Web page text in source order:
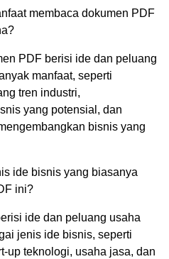
membaca dokumen PDF
PDF berisi ide dan peluang
manfaat, seperti
tren industri,
yang potensial, dan
bisnis yang
ide bisnis yang biasanya
ini?
ide dan peluang usaha
jenis ide bisnis, seperti
up teknologi, usaha jasa, dan